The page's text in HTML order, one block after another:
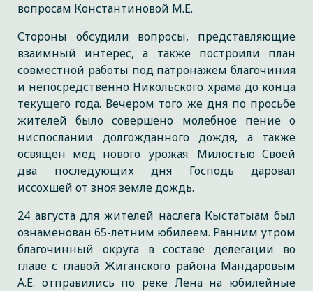
вопросам Константиновой М.Е.
Стороны обсудили вопросы, представляющие
взаимный интерес, а также построили план
совместной работы под патронажем благочиния
и непосредственно Никольского храма до конца
текущего года. Вечером того же дня по просьбе
жителей было совершено молебное пение о
ниспослании долгожданного дождя, а также
освящён мёд нового урожая. Милостью Своей
два последующих дня Господь даровал
иссохшей от зноя земле дождь.
24 августа для жителей наслега Кыстатыам был
ознаменован 65-летним юбилеем. Ранним утром
благочинный округа в составе делегации во
главе с главой Жиганского района Мандаровым
А.Е. отправились по реке Лена на юбилейные